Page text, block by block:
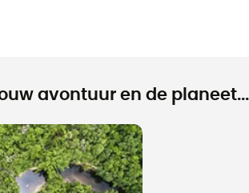
avontuur en de planeet...